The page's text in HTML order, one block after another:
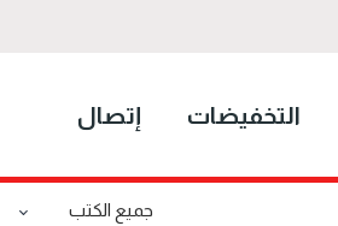
التخفيضات إتصال